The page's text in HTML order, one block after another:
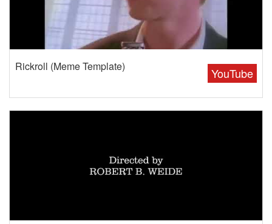
YouTube
Rickroll (Meme Template)